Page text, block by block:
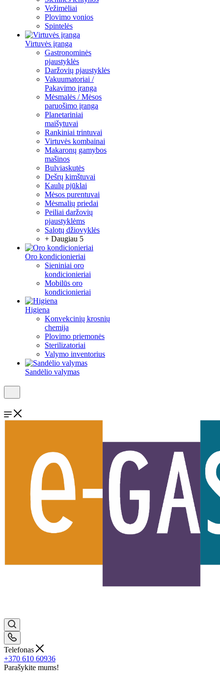
Vežimėliai
Plovimo vonios
Spintelės
Virtuvės įranga
Gastronominės
pjaustyklės
Daržovių pjaustyklės
Vakuumatoriai /
Pakavimo įranga
Mėsmalės / Mėsos
paruošimo įranga
Planetariniai
maišytuvai
Rankiniai trintuvai
Virtuvės kombainai
Makaronų gamybos
mašinos
Bulviaskutės
Dešrų kimštuvai
Kaulų pjūklai
Mėsos purentuvai
Mėsmalių priedai
Peiliai daržovių
pjaustyklėms
Salotų džiovyklės
+ Daugiau 5
Oro kondicionieriai
Sieniniai oro
kondicionieriai
Mobilūs oro
kondicionieriai
Higiena
Konvekcinių krosnių
chemija
Plovimo priemonės
Sterilizatoriai
Valymo inventorius
Sandėlio valymas
Telefonas
+370 610 60936
Parašykite mums!